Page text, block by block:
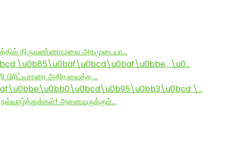
திருவண்ணாமலை அகமுடையா…
\u0b85\u0baf\u0bcd\u0baf\u0bbe , \u0…
அதிர வைத்த …
\…
அனைவருக்கும்…